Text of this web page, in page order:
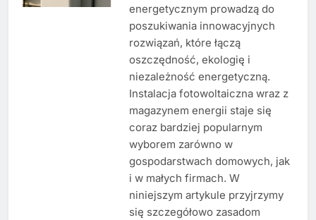
energetycznym prowadzą do
poszukiwania innowacyjnych
rozwiązań, które łączą
oszczędność, ekologię i
niezależność energetyczną.
Instalacja fotowoltaiczna wraz z
magazynem energii staje się
coraz bardziej popularnym
wyborem zarówno w
gospodarstwach domowych, jak
i w małych firmach. W
niniejszym artykule przyjrzymy
się szczegółowo zasadom